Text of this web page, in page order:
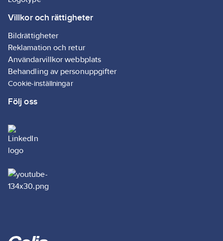
7028640067200
Materialklass BG0280
Villkor och rättigheter
Bildrättigheter
Reklamation och retur
Användarvillkor webbplats
Behandling av personuppgifter
Cookie-inställningar
Följ oss